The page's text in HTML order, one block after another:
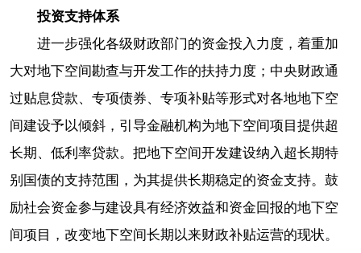
投资支持体系
进一步强化各级财政部门的资金投入力度，着重加
大对地下空间勘查与开发工作的扶持力度；中央财政通
过贴息贷款、专项债券、专项补贴等形式对各地地下空
间建设予以倾斜，引导金融机构为地下空间项目提供超
长期、低利率贷款。把地下空间开发建设纳入超长期特
别国债的支持范围，为其提供长期稳定的资金支持。鼓
励社会资金参与建设具有经济效益和资金回报的地下空
间项目，改变地下空间长期以来财政补贴运营的现状。